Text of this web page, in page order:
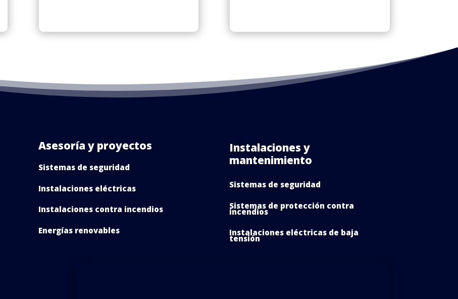
Asesoría y proyectos
Sistemas de seguridad
Instalaciones eléctricas
Instalaciones contra incendios
Energías renovables
Instalaciones y
mantenimiento
Sistemas de seguridad
Sistemas de protección contra
incendios
Instalaciones eléctricas de baja
tensión